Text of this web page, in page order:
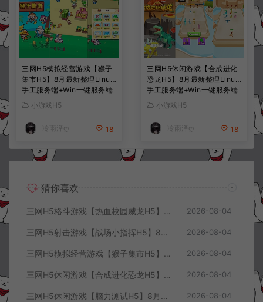
三网H5模拟经营游戏【猴子
集市H5】8月最新整理Linux
手工服务端+Win一键服务端
+解压即玩+简易安卓客户端
+详细搭建教程
小游戏H5
冷雨泽ღ 18
三网H5休闲游戏【合成进化
恐龙H5】8月最新整理Linux
手工服务端+Win一键服务端
+解压即玩+简易安卓客户端
+详细搭建教程
小游戏H5
冷雨泽ღ 18
猜你喜欢
三网H5格斗游戏【热血校园威龙H5】8月最新整理Linux手工服务端+Win一键服务端+解压即玩+简易安卓客户端+详细搭建教程 2026-08-04
三网H5射击游戏【战场小指挥H5】8月最新整理Linux手工服务端+Win一键服务端+解压即玩+简易安卓客户端+详细搭建教程 2026-08-04
三网H5模拟经营游戏【猴子集市H5】8月最新整理Linux手工服务端+Win一键服务端+解压即玩+简易安卓客户端+详细搭建教程 2026-08-04
三网H5休闲游戏【合成进化恐龙H5】8月最新整理Linux手工服务端+Win一键服务端+解压即玩+简易安卓客户端+详细搭建教程 2026-08-04
三网H5休闲游戏【脑力测试H5】8月最新整理Linux手工服务端+Win一键服务端+解压即玩+简易安卓客户端+详细搭建教程 2026-08-04